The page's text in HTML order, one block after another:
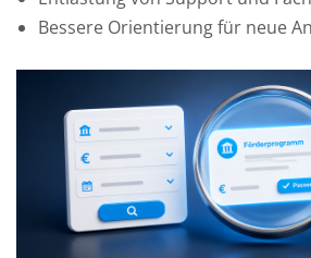
Bessere Orientierung für neue